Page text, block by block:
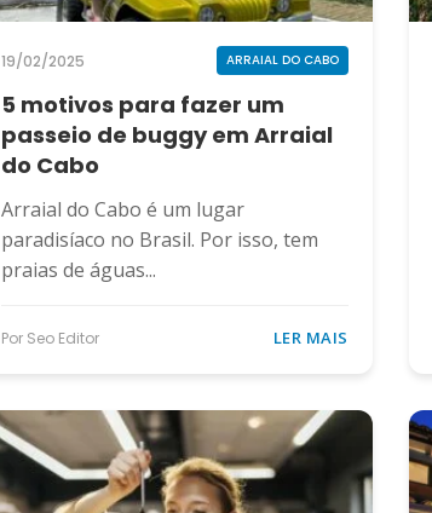
19/02/2025 ARRAIAL DO CABO
5 motivos para fazer um
passeio de buggy em Arraial
do Cabo
Arraial do Cabo é um lugar
paradisíaco no Brasil. Por isso, tem
praias de águas...
Por Seo Editor LER MAIS